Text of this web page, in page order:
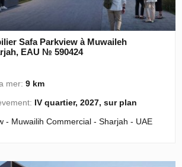
Safa Parkview à Muwaileh
EAU № 590424
mer:9 km
IV quartier, 2027, sur plan
- Muwailih Commercial - Sharjah - UAE